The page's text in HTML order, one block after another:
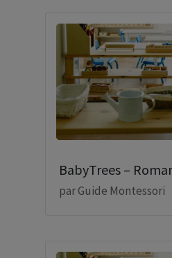
BabyTrees –
parGuide Montessori